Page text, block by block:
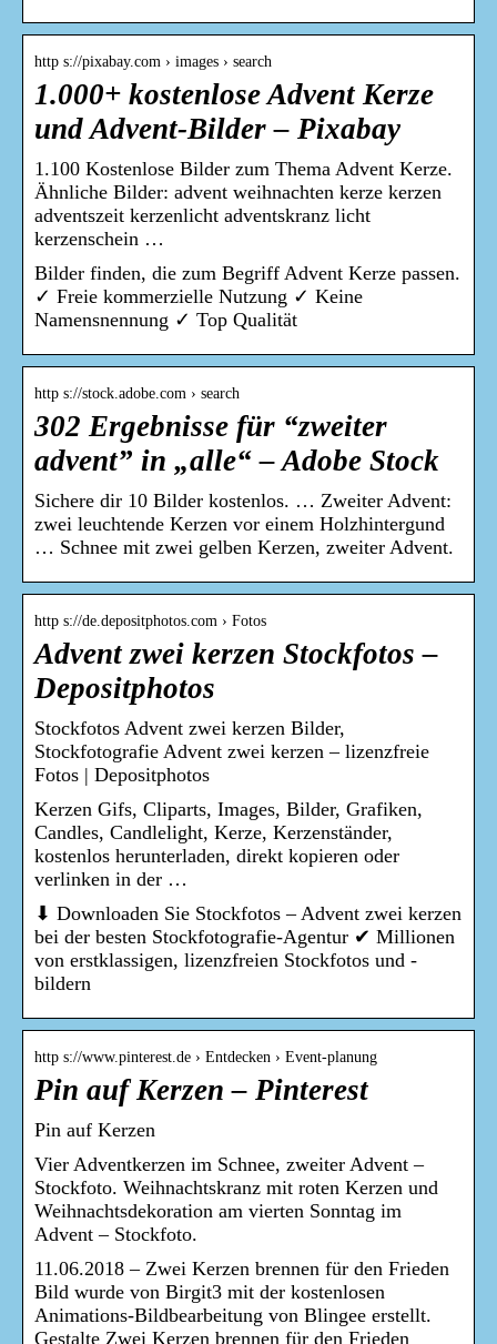
http s://pixabay.com › images › search
1.000+ kostenlose Advent Kerze
und Advent-Bilder – Pixabay
1.100 Kostenlose Bilder zum Thema Advent Kerze.
Ähnliche Bilder: advent weihnachten kerze kerzen
adventszeit kerzenlicht adventskranz licht
kerzenschein …
Bilder finden, die zum Begriff Advent Kerze passen.
✓ Freie kommerzielle Nutzung ✓ Keine
Namensnennung ✓ Top Qualität
http s://stock.adobe.com › search
302 Ergebnisse für “zweiter
advent” in „alle“ – Adobe Stock
Sichere dir 10 Bilder kostenlos. … Zweiter Advent:
zwei leuchtende Kerzen vor einem Holzhintergund
… Schnee mit zwei gelben Kerzen, zweiter Advent.
http s://de.depositphotos.com › Fotos
Advent zwei kerzen Stockfotos –
Depositphotos
Stockfotos Advent zwei kerzen Bilder,
Stockfotografie Advent zwei kerzen – lizenzfreie
Fotos | Depositphotos
Kerzen Gifs, Cliparts, Images, Bilder, Grafiken,
Candles, Candlelight, Kerze, Kerzenständer,
kostenlos herunterladen, direkt kopieren oder
verlinken in der …
⬇ Downloaden Sie Stockfotos – Advent zwei kerzen
bei der besten Stockfotografie-Agentur ✔ Millionen
von erstklassigen, lizenzfreien Stockfotos und -
bildern
http s://www.pinterest.de › Entdecken › Event-planung
Pin auf Kerzen – Pinterest
Pin auf Kerzen
Vier Adventkerzen im Schnee, zweiter Advent –
Stockfoto. Weihnachtskranz mit roten Kerzen und
Weihnachtsdekoration am vierten Sonntag im
Advent – Stockfoto.
11.06.2018 – Zwei Kerzen brennen für den Frieden
Bild wurde von Birgit3 mit der kostenlosen
Animations-Bildbearbeitung von Blingee erstellt.
Gestalte Zwei Kerzen brennen für den Frieden